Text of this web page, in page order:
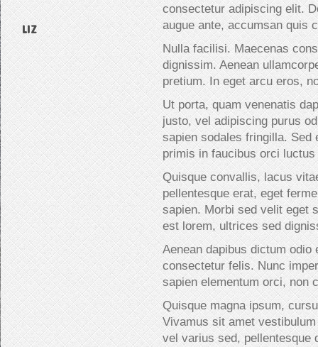
LIZ
consectetur adipiscing elit.
augue ante, accumsan quis
Nulla facilisi. Maecenas
dignissim. Aenean
pretium. In eget arcu eros,
Ut porta, quam venenatis
justo, vel adipiscing purus
sapien sodales fringilla. Sed
primis in faucibus orci
Quisque convallis, lacus
pellentesque erat, eget
sapien. Morbi sed velit eget
est lorem, ultrices sed
Aenean dapibus dictum odio
consectetur felis. Nunc
sapien elementum orci, non
Quisque magna ipsum,
Vivamus sit amet
vel varius sed, pellentesque